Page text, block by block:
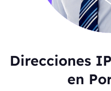
Direcciones
en